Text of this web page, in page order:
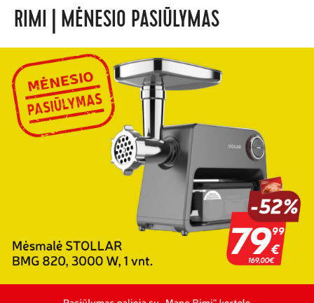
RIMI | MĖNESIO PASIŪLYMAS